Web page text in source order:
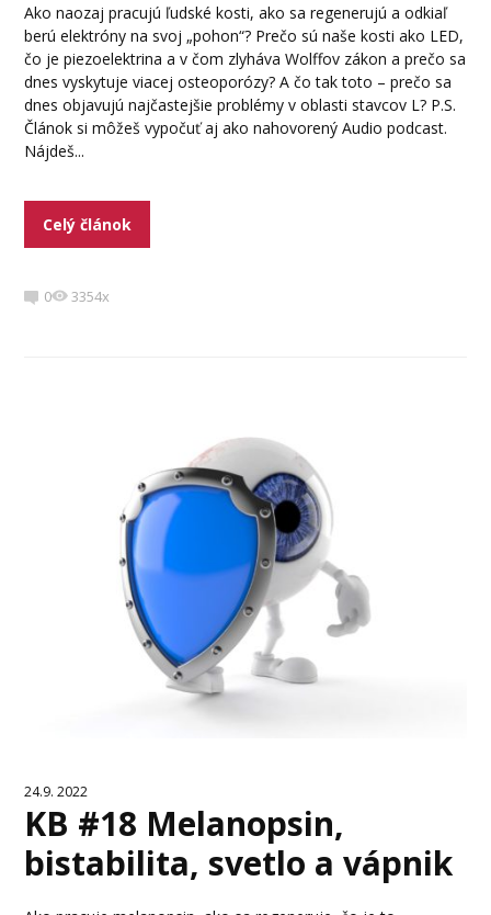
Ako naozaj pracujú ľudské kosti, ako sa regenerujú a odkiaľ
berú elektróny na svoj „pohon“? Prečo sú naše kosti ako LED,
čo je piezoelektrina a v čom zlyháva Wolffov zákon a prečo sa
dnes vyskytuje viacej osteoporózy? A čo tak toto – prečo sa
dnes objavujú najčastejšie problémy v oblasti stavcov L? P.S.
Článok si môžeš vypočuť aj ako nahovorený Audio podcast.
Nájdeš...
Celý článok
0 3354x
24.9. 2022
KB #18 Melanopsin,
bistabilita, svetlo a vápnik